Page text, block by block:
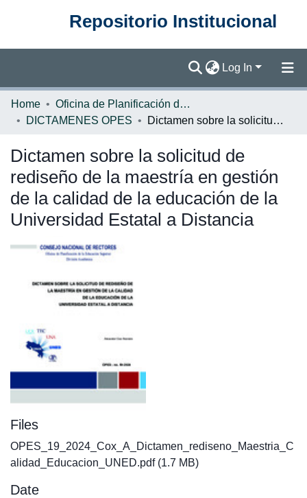
Repositorio Institucional
Log In
Communities & Collections
Statistics
Home
Oficina de Planificación de la Educación Superior (OPES)
DICTAMENES OPES
Dictamen sobre la solicitud de rediseño de la maestría en gestión de la calidad de la educación de la Universidad Estatal a Distancia
Dictamen sobre la solicitud de
rediseño de la maestría en gestión
de la calidad de la educación de la
Universidad Estatal a Distancia
Files
OPES_19_2024_Cox_A_Dictamen_rediseno_Maestria_C
alidad_Educacion_UNED.pdf(1.7 MB)
Date